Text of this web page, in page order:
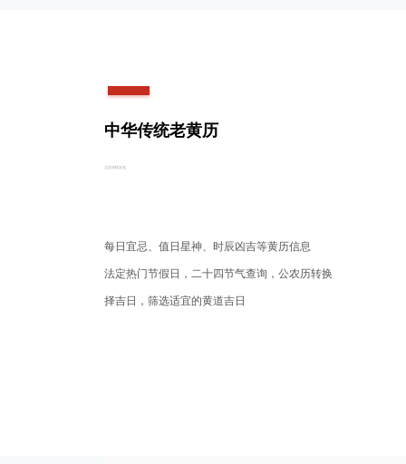
中华传统老黄历
立足传统文化
每日宜忌、值日星神、时辰凶吉等黄历信息
法定热门节假日，二十四节气查询，公农历转换
择吉日，筛选适宜的黄道吉日